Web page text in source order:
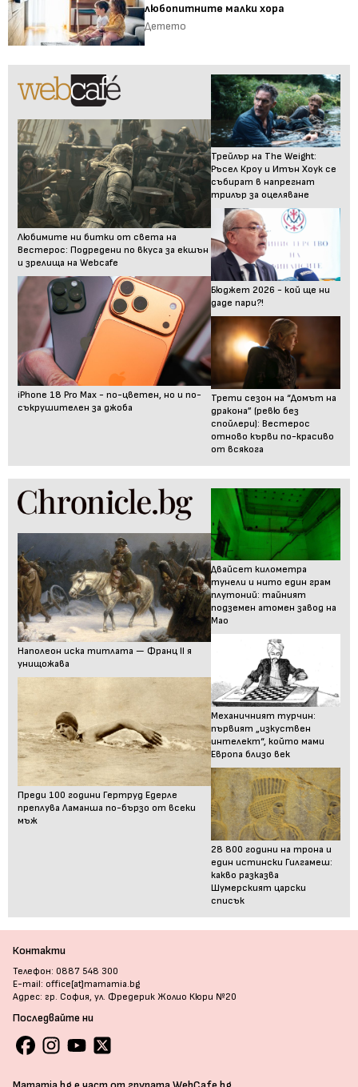
любопитните малки хора
Детето
Любимите ни битки от света на
Вестерос: Подредени по вкуса за екшън
и зрелища на Webcafe
iPhone 18 Pro Max - по-цветен, но и по-
съкрушителен за джоба
Трейлър на The Weight:
Ръсел Кроу и Итън Хоук се
събират в напрегнат
трилър за оцеляване
Бюджет 2026 - кой ще ни
даде пари?!
Трети сезон на “Домът на
дракона” (ревю без
спойлери): Вестерос
отново кърви по-красиво
от всякога
Наполеон иска титлата — Франц II я
унищожава
Преди 100 години Гертруд Едерле
преплува Ламанша по-бързо от всеки
мъж
Двайсет километра
тунели и нито един грам
плутоний: тайният
подземен атомен завод на
Мао
Механичният турчин:
първият „изкуствен
интелект“, който мами
Европа близо век
28 800 години на трона и
един истински Гилгамеш:
какво разказва
Шумерският царски
списък
Контакти
Телефон: 0887 548 300
E-mail: office[at]mamamia.bg
Адрес: гр. София, ул. Фредерик Жолио Кюри №20
Последвайте ни